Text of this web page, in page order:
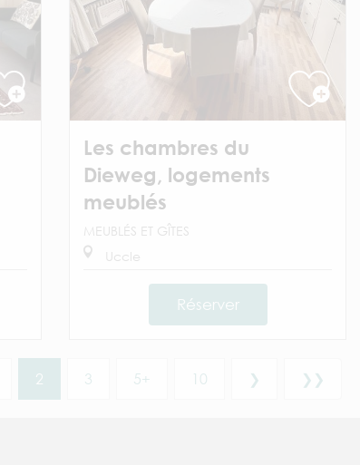
Les chambres du
Dieweg, logements
meublés
MEUBLÉS ET GÎTES
Uccle
Réserver
2 3 5+ 10 ❯ ❯❯